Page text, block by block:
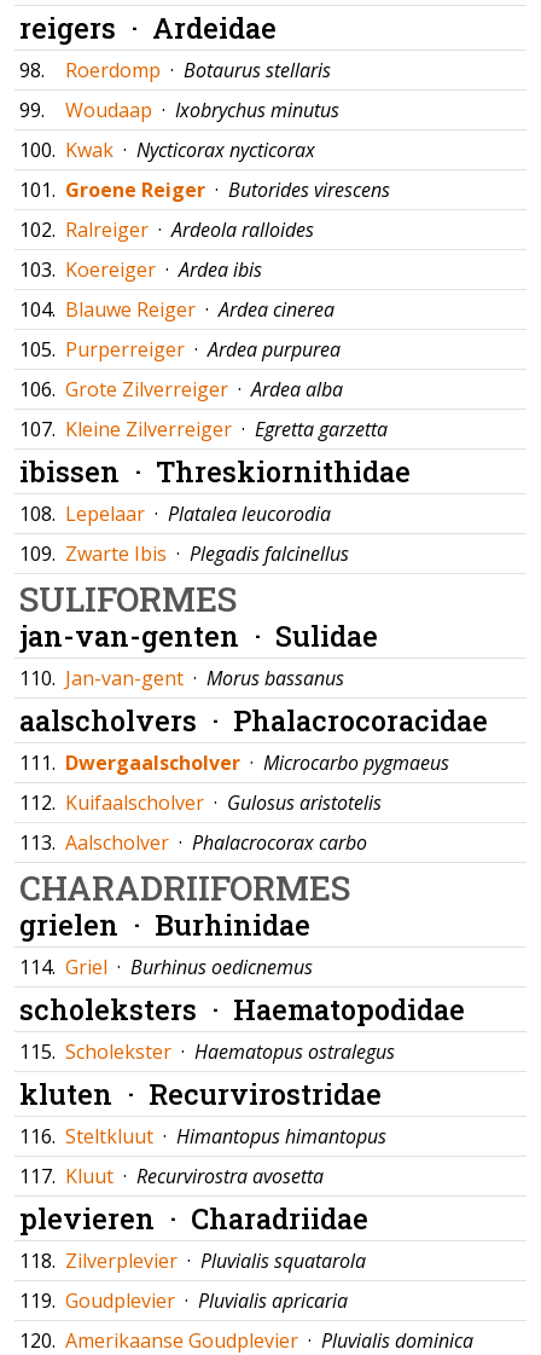
reigers · Ardeidae
98. Roerdomp · Botaurus stellaris
99.
Woudaap · Ixobrychus minutus
100. Kwak · Nycticorax nycticorax
101. Groene Reiger · Butorides virescens
102. Ralreiger ·Ardeola ralloides
103. Koereiger ·Ardea ibis
104. Blauwe Reiger ·Ardea cinerea
105. Purperreiger ·Ardea purpurea
106. Grote Zilverreiger ·Ardea alba
107. Kleine Zilverreiger · Egretta garzetta
ibissen · Threskiornithidae
108. Lepelaar · Platalea leucorodia
109. Zwarte Ibis · Plegadis falcinellus
SULIFORMES
jan-van-genten · Sulidae
110. Jan-van-gent · Morus bassanus
aalscholvers · Phalacrocoracidae
111. Dwergaalscholver · Microcarbo pygmaeus
112. Kuifaalscholver · Gulosus aristotelis
113. Aalscholver · Phalacrocorax carbo
CHARADRIIFORMES
grielen · Burhinidae
114. Griel · Burhinus oedicnemus
scholeksters · Haematopodidae
115. Scholekster · Haematopus ostralegus
kluten · Recurvirostridae
116. Steltkluut · Himantopus himantopus
117. Kluut · Recurvirostra avosetta
plevieren · Charadriidae
118. Zilverplevier · Pluvialis squatarola
119. Goudplevier · Pluvialis apricaria
120. Amerikaanse Goudplevier · Pluvialis dominica